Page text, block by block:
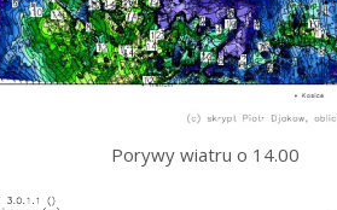
Porywy wiatru o 14.00